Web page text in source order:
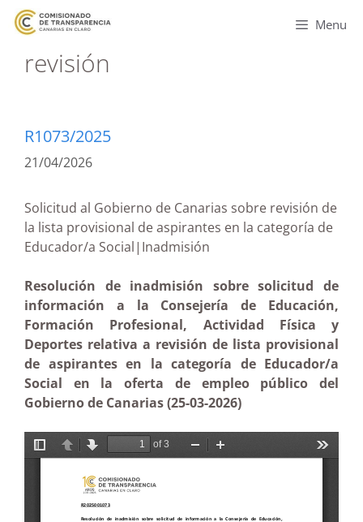
Menu
revisión
R1073/2025
21/04/2026
Solicitud al Gobierno de Canarias sobre revisión de
la lista provisional de aspirantes en la categoría de
Educador/a Social|Inadmisión
Resolución de inadmisión sobre solicitud de
información a la Consejería de Educación,
Formación Profesional, Actividad Física y
Deportes relativa a revisión de lista provisional
de aspirantes en la categoría de Educador/a
Social en la oferta de empleo público del
Gobierno de Canarias (25-03-2026)